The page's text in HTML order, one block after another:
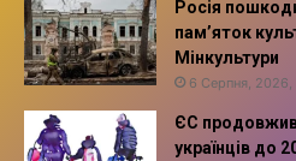
Росія
пам’яток
Мінкультури
6 Серпня, 2026,
ЄС
українців до